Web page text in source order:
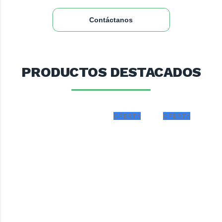
Contáctanos
PRODUCTOS DESTACADOS
OFERTA OFERTA